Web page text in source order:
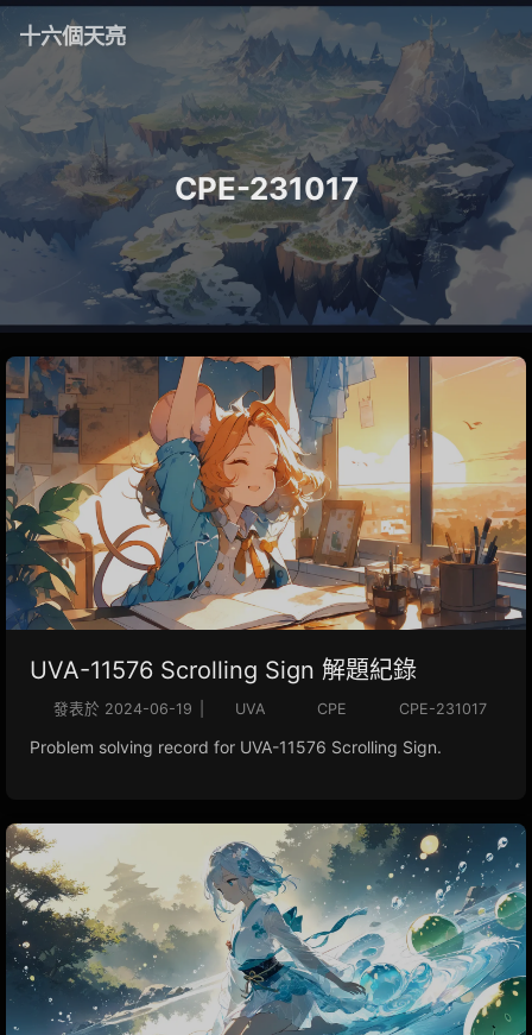
十六個天亮
CPE-231017
UVA-11576 Scrolling Sign 解題紀錄
發表於 2024-06-19 UVA CPE CPE-231017
Problem solving record for UVA-11576 Scrolling Sign.